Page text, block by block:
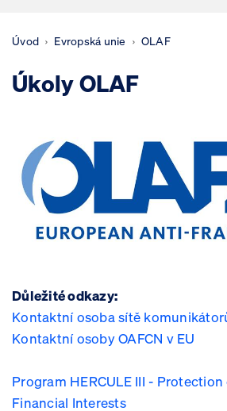
Úvod Evropská unie OLAF
Úkoly OLAF
Důležité odkazy:
Kontaktní osoba sítě
Kontaktní osoby OAFCN v EU
Program HERCULE III -
Financial Interests